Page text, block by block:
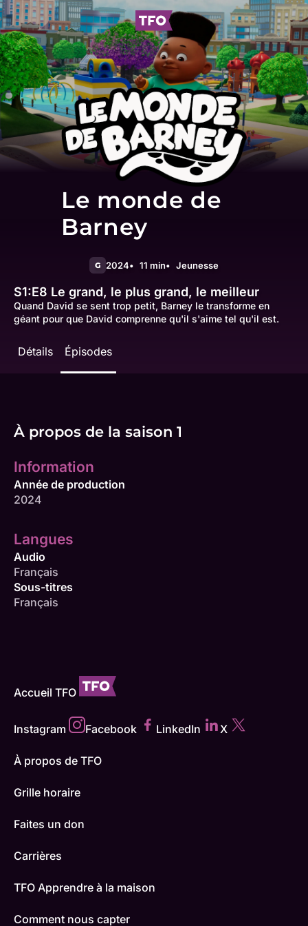
Le monde de
Barney
G 2024 11 min Jeunesse
S1:E8 Le grand, le plus grand, le meilleur
Quand David se sent trop petit, Barney le transforme en
géant pour que David comprenne qu'il s'aime tel qu'il est.
Détails Épisodes
À propos de la saison 1
Information
Année de production
2024
Langues
Audio
Français
Sous-titres
Français
Accueil TFO
Instagram Facebook LinkedIn X
À propos de TFO
Grille horaire
Faites un don
Carrières
TFO Apprendre à la maison
Comment nous capter